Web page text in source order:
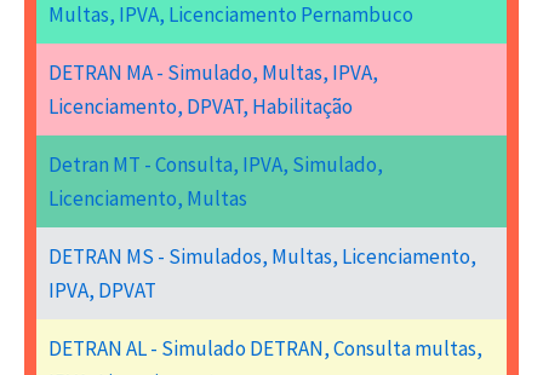
Multas, IPVA, Licenciamento Pernambuco
DETRAN MA - Simulado, Multas, IPVA,
Licenciamento, DPVAT, Habilitação
Detran MT - Consulta, IPVA, Simulado,
Licenciamento, Multas
DETRAN MS - Simulados, Multas, Licenciamento,
IPVA, DPVAT
DETRAN AL - Simulado DETRAN, Consulta multas,